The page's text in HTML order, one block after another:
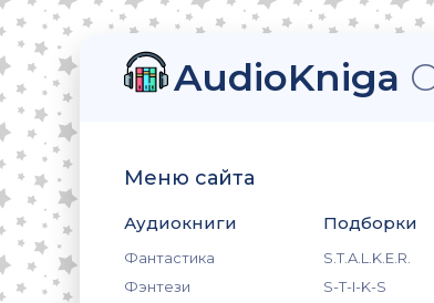
AudioKniga
Меню сайта
Аудиокниги
Фантастика
Фэнтези
Подборки
S.T.A.L.K.E.R.
S-T-I-K-S